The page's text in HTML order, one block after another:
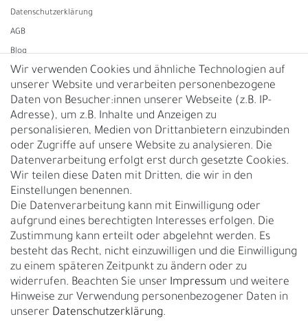
Daten­schutz­erklärung
AGB
Blog
Vertrag widerrufen
UNTERNEHMEN
Nachhaltigkeit
Kontakt
Über uns
Rückgabe
Gürtelgröße messen
Garantie
GESCHÄFTSKUNDEN & HÄNDLER
B2B Geschäftskunden
Wir verwenden Cookies und ähnliche Technologien auf
unserer Website und verarbeiten personenbezogene
Daten von Besucher:innen unserer Webseite (z.B. IP-
Adresse), um z.B. Inhalte und Anzeigen zu
personalisieren, Medien von Drittanbietern einzubinden
oder Zugriffe auf unsere Website zu analysieren. Die
Datenverarbeitung erfolgt erst durch gesetzte Cookies.
Wir teilen diese Daten mit Dritten, die wir in den
Einstellungen benennen.
Die Datenverarbeitung kann mit Einwilligung oder
aufgrund eines berechtigten Interesses erfolgen. Die
Zustimmung kann erteilt oder abgelehnt werden. Es
besteht das Recht, nicht einzuwilligen und die Einwilligung
zu einem späteren Zeitpunkt zu ändern oder zu
widerrufen. Beachten Sie unser Impressum und weitere
Hinweise zur Verwendung personenbezogener Daten in
unserer Daten­schutz­erklärung.